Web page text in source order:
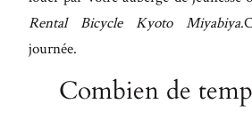
Rental Bicycle Kyoto Miyabiya
journée.
Combien de